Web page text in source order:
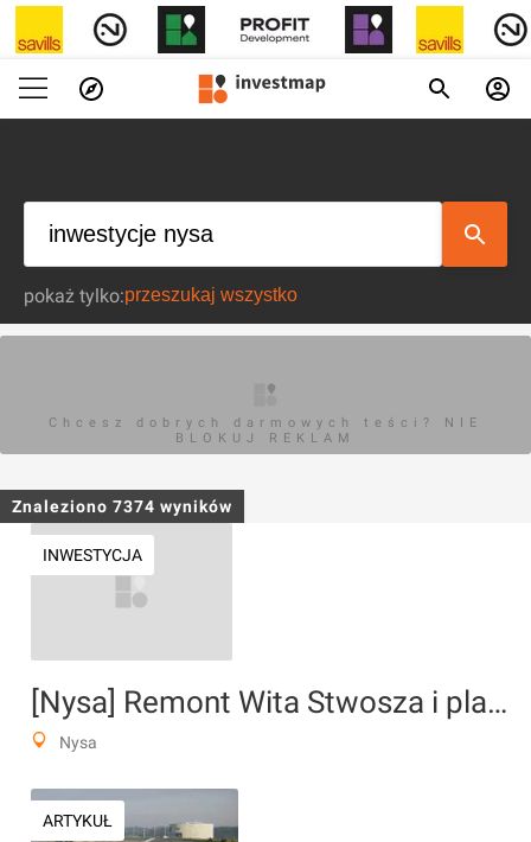
pokaż tylko:
Chcesz dobrych darmowych teści? NIE
BLOKUJ REKLAM
Znaleziono 7374 wyników
INWESTYCJA
[Nysa] Remont Wita Stwosza i placu Staromiejskiego
Nysa
ARTYKUŁ